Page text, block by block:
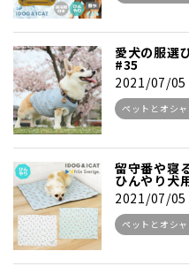
愛犬の服選
#35
2021/07/05
ペットとオシャ
留守番や寝
ひんやり犬
2021/07/05
ペットとオシャ